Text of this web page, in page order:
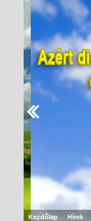
Kezdőlap Hírek